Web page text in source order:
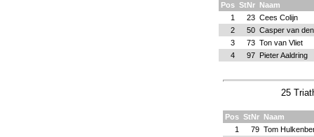
Pos StNr Naam
1
23 Cees Colijn
2
50 Casper van
3
73 Ton van Vliet
4
97 Pieter Aaldring
25
Pos StNr
Naam
1
79 Tom